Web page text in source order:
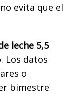
evita que el
leche 5,5
Los datos
o
bimestre